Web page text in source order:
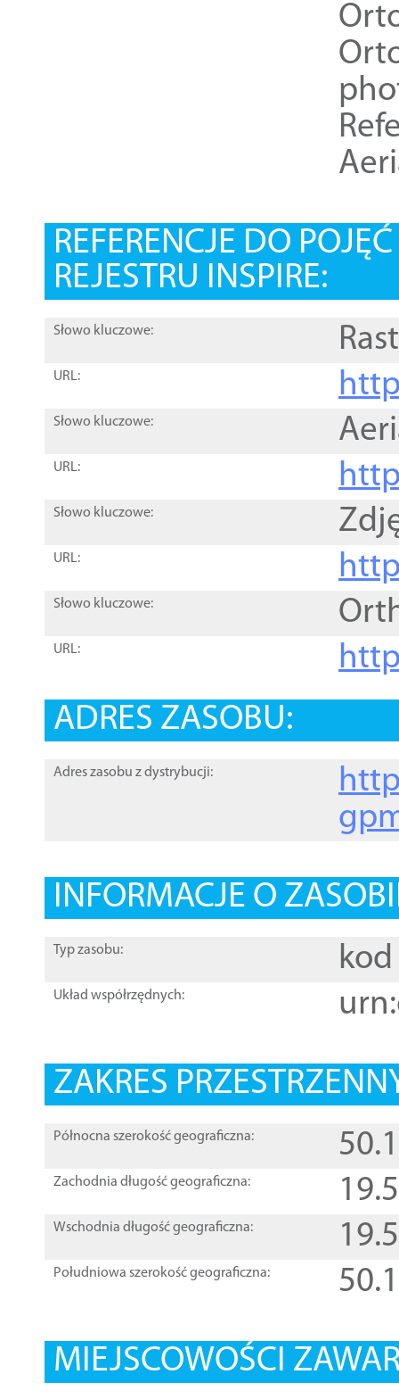
REFERENCJE DO
REJESTRU INSPIRE:
Słowo kluczowe:
URL:
Słowo kluczowe:
URL:
Słowo kluczowe:
URL:
Słowo kluczowe:
URL:
ADRES ZASOBU:
Adres zasobu z dystrybucji:
INFORMACJE O
Typ zasobu: kod
Układ współrzędnych:
ZAKRES
Północna szerokość geograficzna:
Zachodnia długość geograficzna:
Wschodnia długość geograficzna:
Południowa szerokość geograficzna:
MIEJSCOWOŚCI